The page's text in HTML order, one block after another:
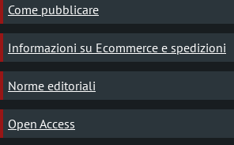
Come pubblicare
Informazioni su Ecommerce e spedizioni
Norme editoriali
Open Access